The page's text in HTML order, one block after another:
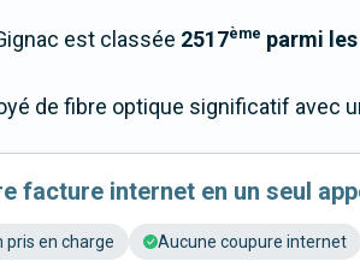
est classée 2517ème parmi
de fibre optique significatif avec
facture internet en un seul
pris en charge Aucune coupure internet